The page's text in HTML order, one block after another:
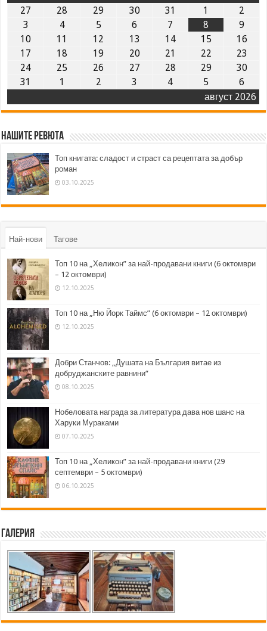
август 2026
27 28 29 30 31 1
2
3
4 5 6 7 8
9
10
11 12 13 14 15
16
17
18 19 20 21 22
23
24
25 26 27 28 29
30
31
1 2 3 4 5 6
Нашите ревюта
Топ книгата: сладост и страст са рецептата за добър
роман
03.10.2025
Най-нови Тагове
Топ 10 на „Хеликон” за най-продавани книги (6 октомври
– 12 октомври)
12.10.2025
Топ 10 на „Ню Йорк Таймс” (6 октомври – 12 октомври)
12.10.2025
Добри Станчов: „Душата на България витае из
добруджанските равнини“
08.10.2025
Нобеловата награда за литература дава нов шанс на
Харуки Мураками
07.10.2025
Топ 10 на „Хеликон” за най-продавани книги (29
септември – 5 октомври)
06.10.2025
Галерия